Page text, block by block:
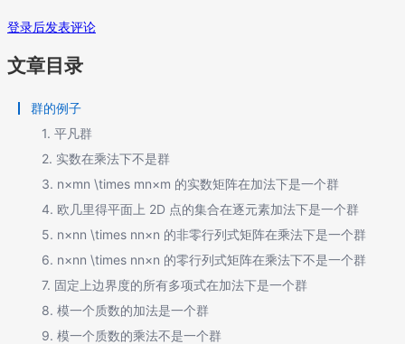
登录后发表评论
文章目录
群的例子
1. 平凡群
2. 实数在乘法下不是群
3. n×mn \times mn×m 的实数矩阵在加法下是一个群
4. 欧几里得平面上 2D 点的集合在逐元素加法下是一个群
5. n×nn \times nn×n 的非零行列式矩阵在乘法下是一个群
6. n×nn \times nn×n 的零行列式矩阵在乘法下不是一个群
7. 固定上边界度的所有多项式在加法下是一个群
8. 模一个质数的加法是一个群
9. 模一个质数的乘法不是一个群